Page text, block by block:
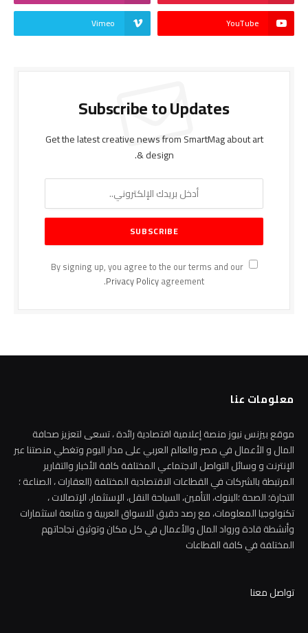
YouTube
Vimeo
Subscribe to Updates
Get the latest creative news from SmartMag about art
& design.
By signing up, you agree to the our terms and our
Privacy Policyagreement.
معلومات عنا
موقع بيزنس نيوز منصة إعلامية اقتصادية رائدة ، تسعى لتعزيز صحافة
المال و الأعمال في مصر والعالم العربي على مدار اليوم وتغطي منصتنا عبر
الإنترنت و وسائل التواصل الاجتماعي المختلفة كافة الأخبار والتقارير
المرتبطة بالشركات في القطاعات الاقتصادية المختلفة (العقارات ، الصناعة ؛
التجارة؛ الصحة ؛البنوك، التأمين، السياحة النقل، الإستثمار، الإتصالات ،
تكنولوجيا المعلومات، مع رصد دقيق للاسواق العربية و متابعة استثمارات
وأنشطة قادة ورواد المال والأعمال في كل مكان وتوثيق نجاحاتهم
المختلفة في كافة القطاعات
تواصل معنا